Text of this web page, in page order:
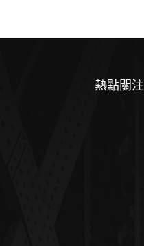
熱點關注